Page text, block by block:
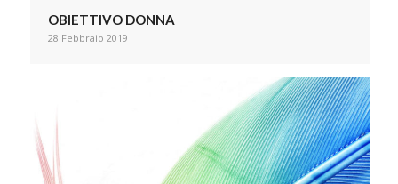
OBIETTIVO DONNA
28 Febbraio 2019